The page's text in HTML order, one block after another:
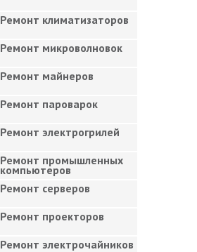
Ремонт климатизаторов
Ремонт микроволновок
Ремонт майнеров
Ремонт пароварок
Ремонт электрогрилей
Ремонт промышленных
компьютеров
Ремонт серверов
Ремонт проекторов
Ремонт электрочайников